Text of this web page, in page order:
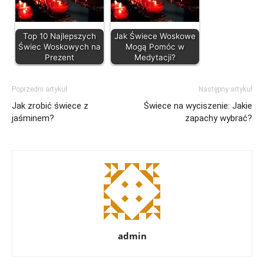
Top 10 Najlepszych
Świec Woskowych na
Prezent
Jak Świece Woskowe
Mogą Pomóc w
Medytacji?
Poprzedni artykuł
Jak zrobić świece z
jaśminem?
Następny artykuł
Świece na wyciszenie: Jakie
zapachy wybrać?
admin